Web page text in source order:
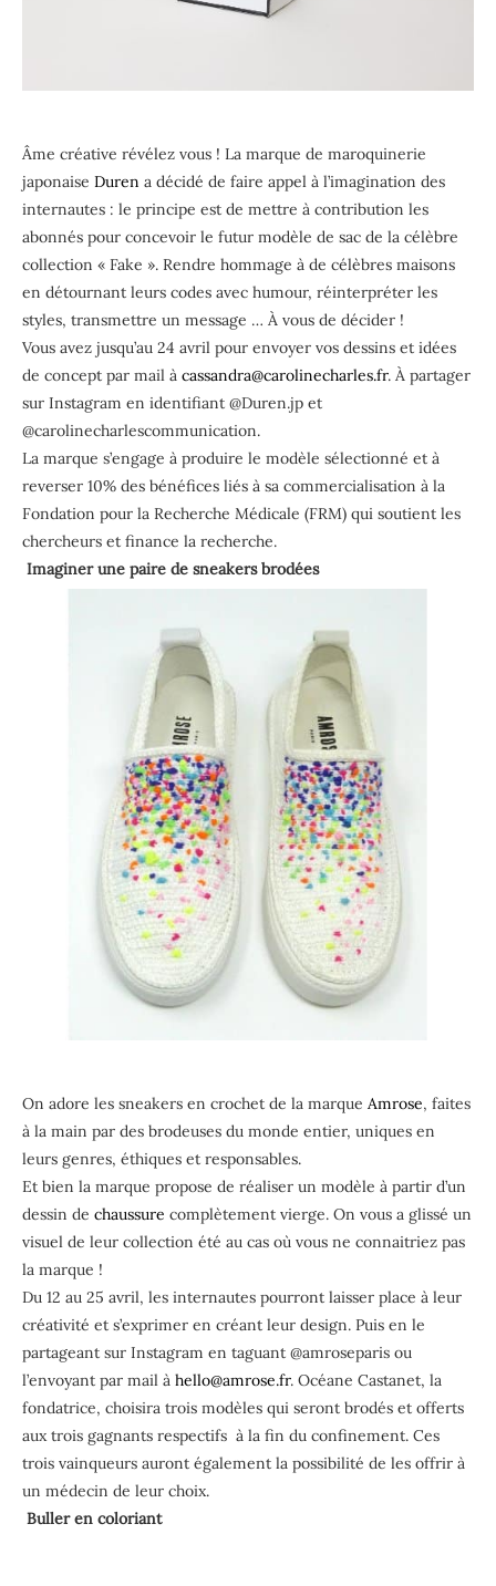
Âme créative révélez vous ! La marque de maroquinerie
japonaise Duren a décidé de faire appel à l’imagination des
internautes : le principe est de mettre à contribution les
abonnés pour concevoir le futur modèle de sac de la célèbre
collection « Fake ». Rendre hommage à de célèbres maisons
en détournant leurs codes avec humour, réinterpréter les
styles, transmettre un message … À vous de décider !
Vous avez jusqu’au 24 avril pour envoyer vos dessins et idées
de concept par mail à cassandra@carolinecharles.fr. À partager
sur Instagram en identifiant @Duren.jp et
@carolinecharlescommunication.
La marque s’engage à produire le modèle sélectionné et à
reverser 10% des bénéfices liés à sa commercialisation à la
Fondation pour la Recherche Médicale (FRM) qui soutient les
chercheurs et finance la recherche.
Imaginer une paire de sneakers brodées
On adore les sneakers en crochet de la marque Amrose, faites
à la main par des brodeuses du monde entier, uniques en
leurs genres, éthiques et responsables.
Et bien la marque propose de réaliser un modèle à partir d’un
dessin de chaussure complètement vierge. On vous a glissé un
visuel de leur collection été au cas où vous ne connaitriez pas
la marque !
Du 12 au 25 avril, les internautes pourront laisser place à leur
créativité et s’exprimer en créant leur design. Puis en le
partageant sur Instagram en taguant @amroseparis ou
l’envoyant par mail à hello@amrose.fr. Océane Castanet, la
fondatrice, choisira trois modèles qui seront brodés et offerts
aux trois gagnants respectifs à la fin du confinement. Ces
trois vainqueurs auront également la possibilité de les offrir à
un médecin de leur choix.
Buller en coloriant